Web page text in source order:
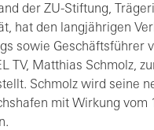
der ZU-Stiftung,
hat den langjährigen
sowie Geschäftsführer
TV, Matthias Schmolz,
Schmolz wird seine
mit Wirkung vom